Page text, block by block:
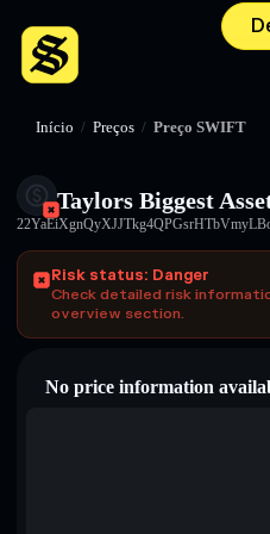
Início / Preços / Preço SWIFT
Taylors Biggest
Risk status: Danger
Check detailed risk
overview section.
No price information